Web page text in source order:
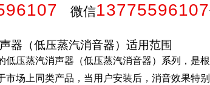
微信13775596107
器（低压蒸汽消音器）适用范围
低压蒸汽消声器（低压蒸汽消音器）系列，是
市场上同类产品，当用户安装后，消音效果特